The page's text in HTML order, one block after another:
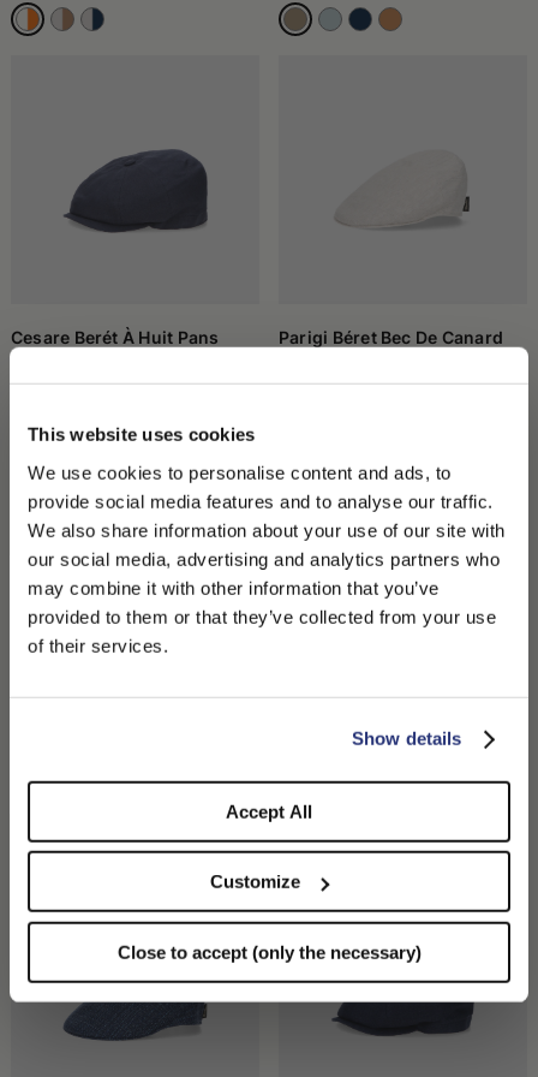
This website uses cookies
We use cookies to personalise content and ads, to
provide social media features and to analyse our traffic.
We also share information about your use of our site with
our social media, advertising and analytics partners who
may combine it with other information that you’ve
provided to them or that they’ve collected from your use
of their services.
Show details
Accept All
Customize
Close to accept (only the necessary)
PLEASE CHOOSE YOUR COUNTRY
We detected that you are browsing from United States, do
STAY HERE
Cesare Berét À Huit Pans
Parigi Béret Bec De Canard
185,00 € 129,50 €
185,00 € 129,50 €
Parigi Béret Bec De Canard
185,00 € 129,50 €